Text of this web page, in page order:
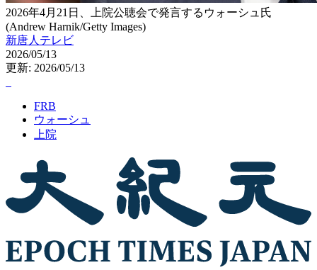
2026年4月21日、上院公聴会で発言するウォーシュ氏
(Andrew Harnik/Getty Images)
新唐人テレビ
2026/05/13
更新: 2026/05/13
FRB
ウォーシュ
上院